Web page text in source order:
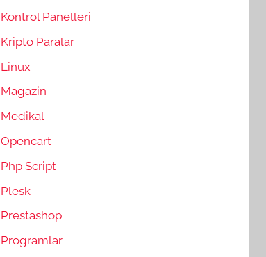
Kontrol Panelleri
Kripto Paralar
Linux
Magazin
Medikal
Opencart
Php Script
Plesk
Prestashop
Programlar